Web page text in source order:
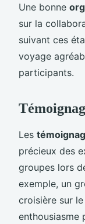
Une bonne
sur la
suivant ces
voyage
participants.
Les
précieux des
groupes lors
exemple, un
croisière sur
enthousiasme